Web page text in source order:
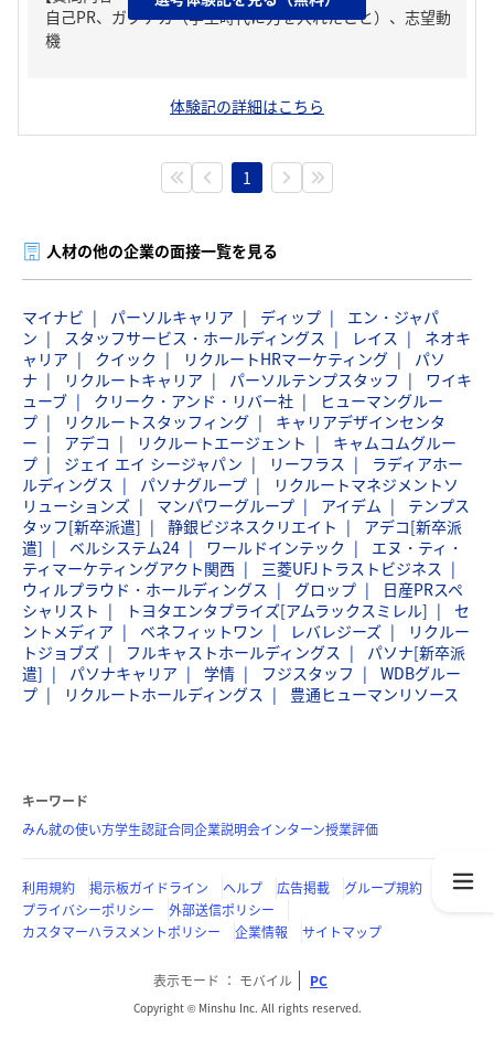
自己PR、ガクチカ（学生時代に力を入れたこと）、志望動
機
体験記の詳細はこちら
1
人材の他の企業の面接一覧を見る
マイナビ パーソルキャリア ディップ
エン・ジャパ
ン
スタッフサービス・ホールディングス レイス
ネオキ
ャリア
クイック リクルートHRマーケティング
パソ
ナ
リクルートキャリア パーソルテンプスタッフ
ワイキ
ューブ
クリーク・アンド・リバー社
ヒューマングルー
プ
リクルートスタッフィング
キャリアデザインセンタ
ー
アデコ リクルートエージェント
キャムコムグルー
プ
ジェイ エイ シージャパン リーフラス
ラディアホー
ルディングス
パソナグループ
リクルートマネジメントソ
リューションズ
マンパワーグループ アイデム
テンプス
タッフ[新卒派遣]
静銀ビジネスクリエイト
アデコ[新卒派
遣]
ベルシステム24 ワールドインテック
エヌ・ティ・
ティマーケティングアクト関西
三菱UFJトラストビジネス
ウィルプラウド・ホールディングス
グロップ
日産PRスペ
シャリスト
トヨタエンタプライズ[アムラックスミレル]
セ
ントメディア
ベネフィットワン レバレジーズ
リクルー
トジョブズ
フルキャストホールディングス
パソナ[新卒派
遣]
パソナキャリア 学情 フジスタッフ
WDBグルー
プ
リクルートホールディングス 豊通ヒューマンリソース
キーワード
みん就の使い方学生認証合同企業説明会インターン授業評価
利用規約 掲示板ガイドライン ヘルプ 広告掲載
グループ規約
プライバシーポリシー
外部送信ポリシー
カスタマーハラスメントポリシー
企業情報 サイトマップ
表示モード モバイル PC
Copyright © Minshu Inc. All rights reserved.